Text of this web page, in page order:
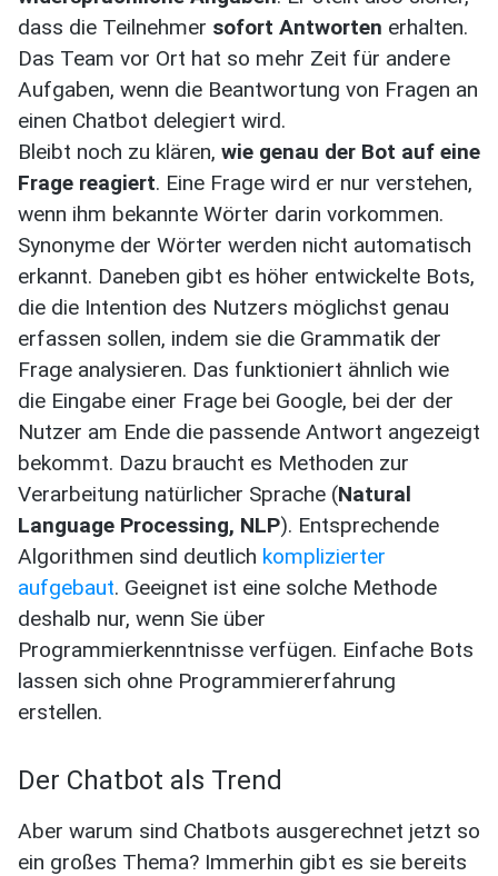
dass die Teilnehmer sofort Antworten erhalten.
Das Team vor Ort hat so mehr Zeit für andere
Aufgaben, wenn die Beantwortung von Fragen an
einen Chatbot delegiert wird.
Bleibt noch zu klären, wie genau der Bot auf eine
Frage reagiert. Eine Frage wird er nur verstehen,
wenn ihm bekannte Wörter darin vorkommen.
Synonyme der Wörter werden nicht automatisch
erkannt. Daneben gibt es höher entwickelte Bots,
die die Intention des Nutzers möglichst genau
erfassen sollen, indem sie die Grammatik der
Frage analysieren. Das funktioniert ähnlich wie
die Eingabe einer Frage bei Google, bei der der
Nutzer am Ende die passende Antwort angezeigt
bekommt. Dazu braucht es Methoden zur
Verarbeitung natürlicher Sprache (Natural
Language Processing, NLP). Entsprechende
Algorithmen sind deutlich komplizierter
aufgebaut. Geeignet ist eine solche Methode
deshalb nur, wenn Sie über
Programmierkenntnisse verfügen. Einfache Bots
lassen sich ohne Programmiererfahrung
erstellen.
Der Chatbot als Trend
Aber warum sind Chatbots ausgerechnet jetzt so
ein großes Thema? Immerhin gibt es sie bereits